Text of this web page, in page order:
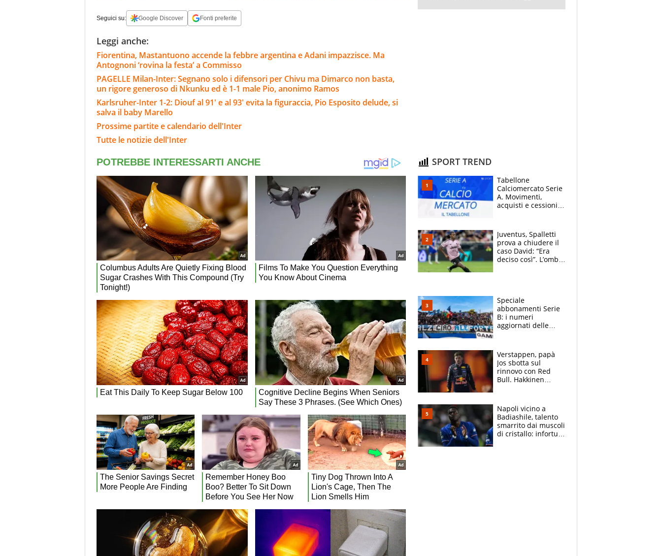
Seguici su: Google Discover Fonti preferite
Leggi anche:
Fiorentina, Mastantuono accende la febbre argentina e Adani impazzisce. Ma
Antognoni ‘rovina la festa’ a Commisso
PAGELLE Milan-Inter: Segnano solo i difensori per Chivu ma Dimarco non basta,
un rigore generoso di Nkunku ed è 1-1 male Pio, anonimo Ramos
Karlsruher-Inter 1-2: Diouf al 91' e al 93' evita la figuraccia, Pio Esposito delude, si
salva il baby Marello
Prossime partite e calendario dell'Inter
Tutte le notizie dell'Inter
SPORT TREND
Tabellone
Calciomercato Serie
A. Movimenti,
acquisti e cessioni:
Juventus, Spalletti
prova a chiudere il
caso David: “Era
deciso così”. L’ombra
Speciale
abbonamenti Serie
B: i numeri
aggiornati delle
Verstappen, papà
Jos sbotta sul
rinnovo con Red
Bull. Hakkinen
sarebbe un rischio”
Napoli vicino a
Badiashile, talento
smarrito dai muscoli
di cristallo: infortuni